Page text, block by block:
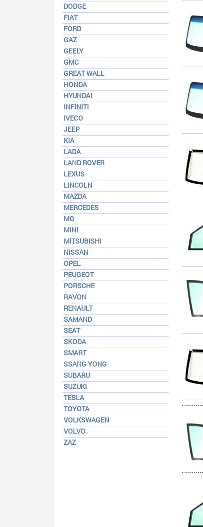
DODGE
FIAT
FORD
GAZ
GEELY
GMC
GREAT WALL
HONDA
HYUNDAI
INFINITI
IVECO
JEEP
KIA
LADA
LAND ROVER
LEXUS
LINCOLN
MAZDA
MERCEDES
MG
MINI
MITSUBISHI
NISSAN
OPEL
PEUGEOT
PORSCHE
RAVON
RENAULT
SAMAND
SEAT
SKODA
SMART
SSANG YONG
SUBARU
SUZUKI
TESLA
TOYOTA
VOLKSWAGEN
VOLVO
ZAZ